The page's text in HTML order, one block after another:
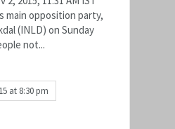
main opposition party,
(INLD) on Sunday
not...
at 8:30 pm